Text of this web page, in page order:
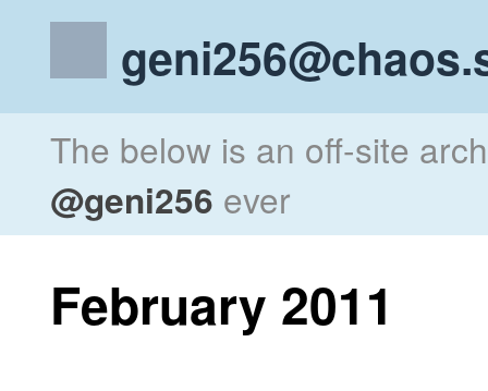
The below is an off-site
@geni256 ever
February 2011